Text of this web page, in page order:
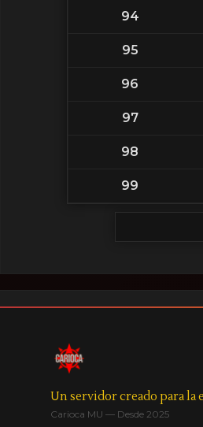
94
95
96
97
98
99
Un servidor creado para la
Carioca MU — Desde 2025